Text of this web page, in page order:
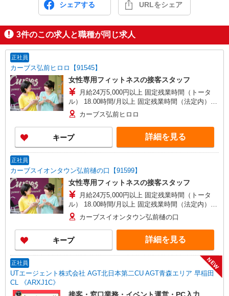
シェアする URLをシェア
3件のこの求人と職種が同じ求人
正社員
カーブス弘前ヒロロ【91545】
女性専用フィットネスの接客スタッフ
月給24万5,000円以上 固定残業時間（トータ
ル） 18.00時間/月以上 固定残業時間（法定内）
23.00時間/月 残業代 4万円 試用期間中 月給20万
5,000円以上(試用期間6ヶ月) 試用期間中 固定残業
時間（トータル） 18.00時間/月以上 試用期間中
固定残業時間（法定内） 22.00時間/月 試用期間中
残業代 3万円 役職手当として支給するもの 店長手
カーブス弘前ヒロロ
キープ 詳細を見る
正社員
カーブスイオンタウン弘前樋の口【91599】
女性専用フィットネスの接客スタッフ
月給24万5,000円以上 固定残業時間（トータ
ル） 18.00時間/月以上 固定残業時間（法定内）
23.00時間/月 残業代 4万円 研修中 月給20万5,000
円以上(研修期間6ヶ月 習熟度により変動) 研修中
固定残業時間（トータル） 18.00時間/月以上 研修
中 固定残業時間（法定内） 22.00時間/月 研修中
残業代 3万円 役職手当として支給するもの 店長手
カーブスイオンタウン弘前樋の口
キープ 詳細を見る
正社員
UTエージェント株式会社 AGT北日本第二CU AGT青森エリア 早稲田
CL 《ARXJ1C》
NEW